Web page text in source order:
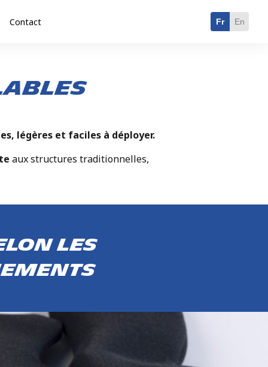
Contact Fr En
légères et faciles à déployer.
aux structures traditionnelles,
les